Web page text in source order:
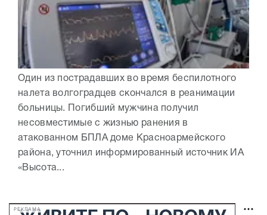
Один из пострадавших во время беспилотного
налета волгоградцев скончался в реанимации
больницы. Погибший мужчина получил
несовместимые с жизнью ранения в
атакованном БПЛА доме Красноармейского
района, уточнил информированный источник ИА
«Высота...
РЕКЛАМА